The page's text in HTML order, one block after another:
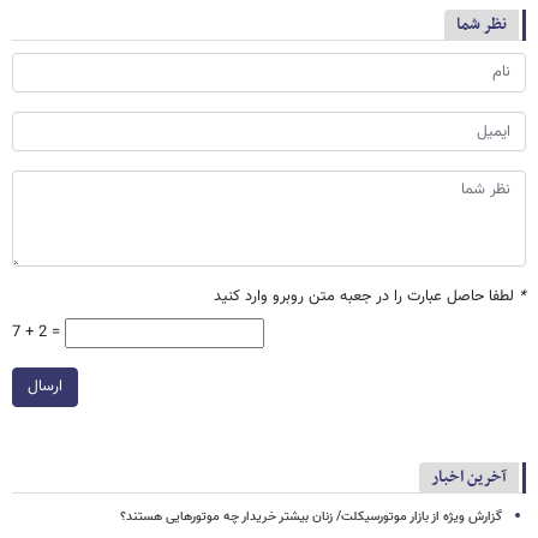
نظر شما
* لطفا حاصل عبارت را در جعبه متن روبرو وارد کنید
7 + 2 =
ارسال
آخرین اخبار
گزارش ویژه از بازار موتورسیکلت/ زنان بیشتر خریدار چه موتورهایی هستند؟